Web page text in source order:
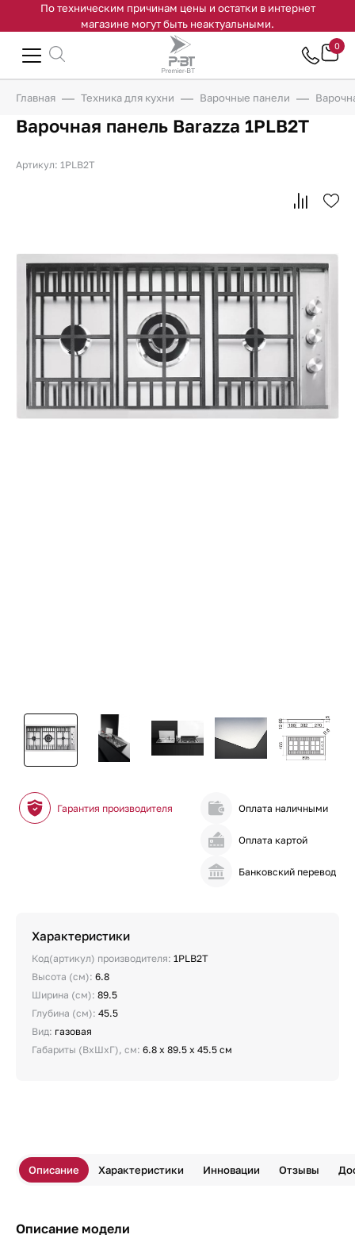
По техническим причинам цены и остатки в интернет
магазине могут быть неактуальными.
0
Главная Техника для кухни Варочные панели
Варочная панель Barazza 1PLB2T
Артикул: 1PLB2T
Гарантия производителя Оплата наличными
Оплата картой
Банковский перевод
Характеристики
Код(артикул) производителя: 1PLB2T
Высота (см): 6.8
Ширина (см): 89.5
Глубина (см): 45.5
Вид: газовая
Габариты (ВхШхГ), см: 6.8 х 89.5 х 45.5 см
Описание Характеристики Инновации Отзывы
Описание модели